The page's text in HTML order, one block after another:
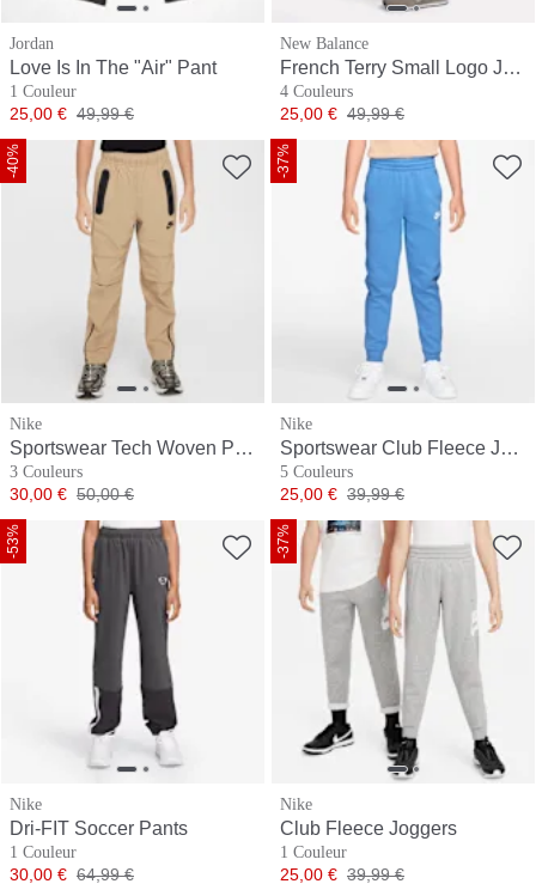
Jordan
Love Is In The "Air" Pant
1 Couleur
Prix
25,00 € Prix original
49,99 €
New Balance
French Terry Small Logo Jogger
4 Couleurs
Prix
25,00 € Prix original
49,99 €
-40%
Nike
Sportswear Tech Woven Pants
3 Couleurs
Prix
30,00 € Prix original
50,00 €
-37%
Nike
Sportswear Club Fleece Joggers
5 Couleurs
Prix
25,00 € Prix original
39,99 €
-53%
Nike
Dri-FIT Soccer Pants
1 Couleur
Prix
30,00 € Prix original
64,99 €
-37%
Nike
Club Fleece Joggers
1 Couleur
Prix
25,00 € Prix original
39,99 €